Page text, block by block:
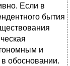
Если в
бытия
и
обосновании.